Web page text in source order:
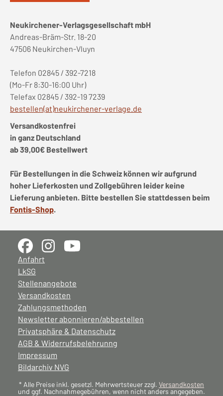
Neukirchener-Verlagsgesellschaft mbH
Andreas-Bräm-Str. 18-20
47506 Neukirchen-Vluyn
Telefon 02845 / 392-7218
(Mo-Fr 8:30-16:00 Uhr)
Telefax 02845 / 392-19 7239
bestellen(at)neukirchener-verlage.de
Versandkostenfrei
in ganz Deutschland
ab 39,00€ Bestellwert
Für Bestellungen in die Schweiz können wir aufgrund
hoher Lieferkosten und Zollgebühren leider keine
Lieferung anbieten. Bitte bestellen Sie stattdessen beim
Fontis-Shop.
Anfahrt
LkSG
Stellenangebote
Versandkosten
Zahlungsmethoden
Newsletter abonnieren/abbestellen
Privatsphäre & Datenschutz
AGB & Widerrufsbelehrunng
Impressum
Bildarchiv NVG
* Alle Preise inkl. gesetzl. Mehrwertsteuer zzgl. Versandkosten
und ggf. Nachnahmegebühren, wenn nicht anders angegeben.